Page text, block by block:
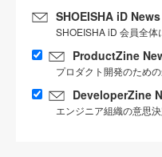
SHOEISHA iD News
SHOEISHA iD 会員全体
ProductZine
プロダクト開発のため
DeveloperZine
エンジニア組織の意思